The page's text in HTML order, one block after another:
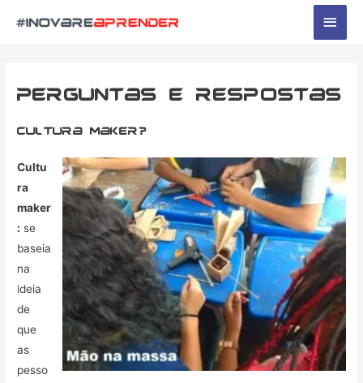
Perguntas e Respostas
cultura maker?
Cultu
ra
maker
: se
baseia
na
ideia
de
que
as
pesso